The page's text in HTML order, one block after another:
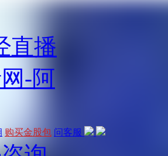
购买金股包 问客服